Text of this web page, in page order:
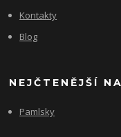
Kontakty
Blog
NEJČTENĚJŠÍ
Pamlsky